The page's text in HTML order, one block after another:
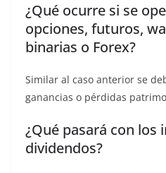
¿Qué ocurre si se
opciones, futuros,
binarias o Forex?
Similar al caso anterior se
ganancias o pérdidas
¿Qué pasará con los
dividendos?